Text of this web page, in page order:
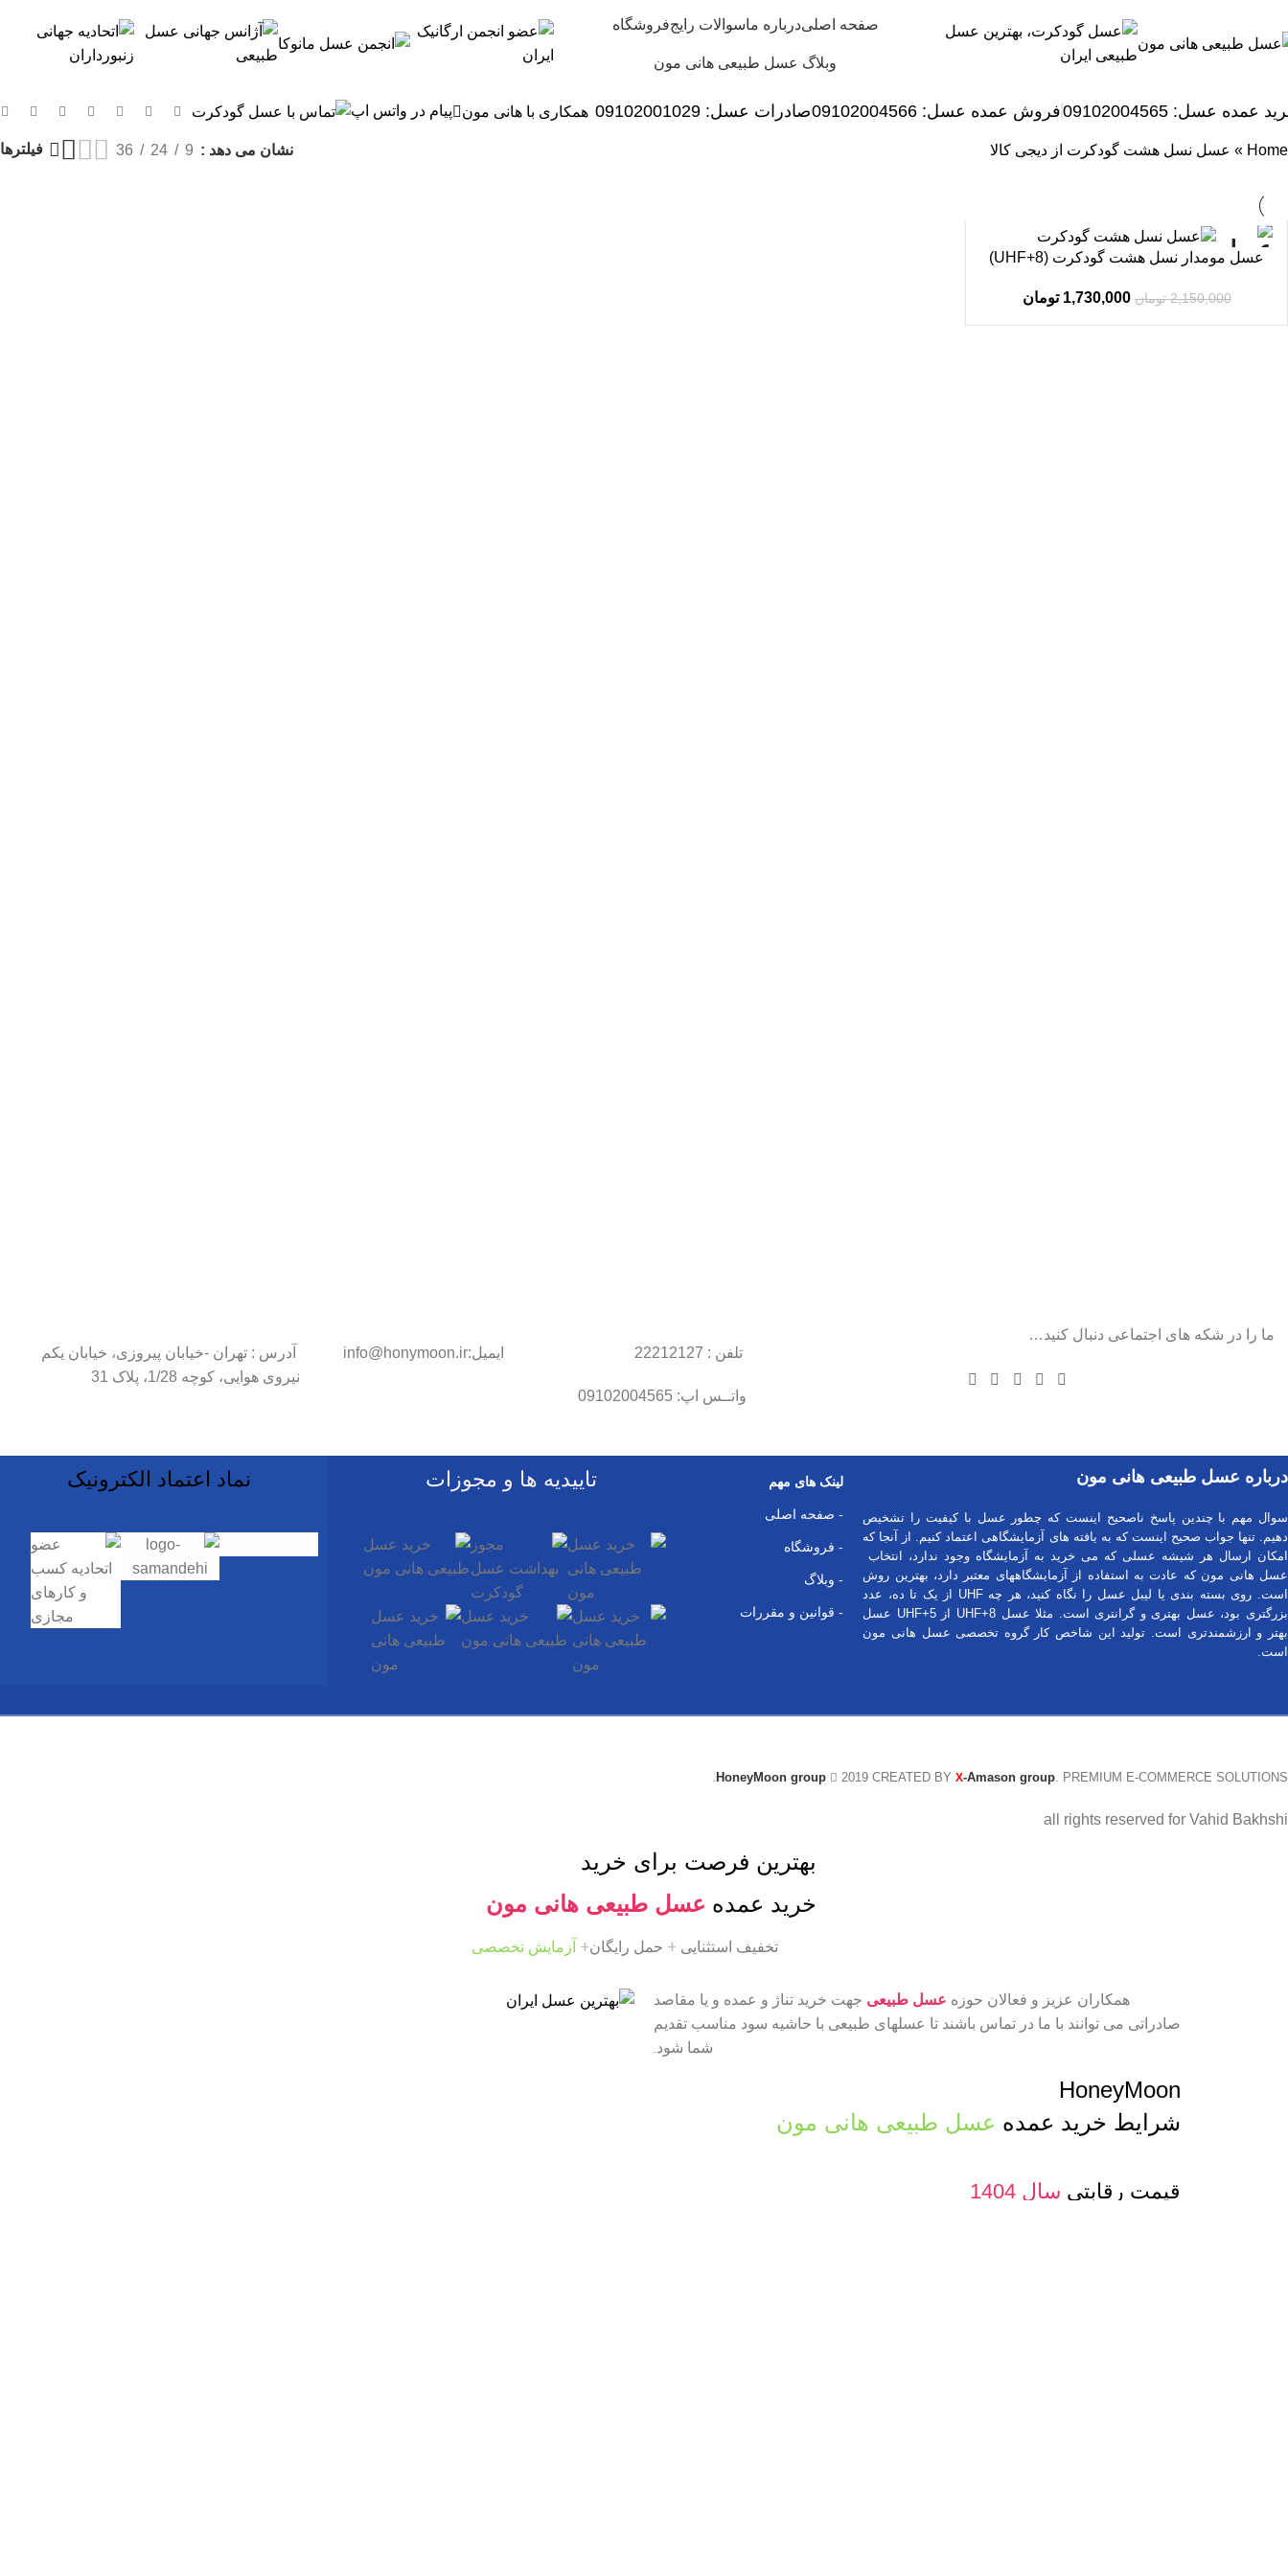
صفحه اصلیدرباره ماسوالات رایجفروشگاه
وبلاگ عسل طبیعی هانی مون
عمده عسل: 09102004565 فروش عمده عسل: 09102004566صادرات عسل: 09102001029 همکاری با هانی مون پیام در واتس اپ
Home
» عسل نسل هشت گودکرت از دیجی کالا نشان می دهد 9
24
36 فیلترها
حراجعسل مومدار نسل هشت گودکرت (UHF+8)
2,150,000 تومان 1,730,000 تومان
ما را در شکه های اجتماعی دنبال کنید…
تلفن : 22212127
واتــس اپ: 09102004565
ایمیل:info@honymoon.ir
آدرس : تهران -خیابان پیروزی، خیابان یکم
نیروی هوایی، کوچه 1/28، پلاک 31
درباره عسل طبیعی هانی مون
سوال مهم با چندین پاسخ ناصحیح اینست که چطور عسل با کیفیت را تشخیص
دهیم. تنها جواب صحیح اینست که به یافته های آزمایشگاهی اعتماد کنیم. از آنجا که
امکان ارسال هر شیشه عسلی که می خرید به آزمایشگاه وجود ندارد، انتخاب
عسل هانی مون که عادت به استفاده از آزمایشگاههای معتبر دارد، بهترین روش
است. روی بسته بندی یا لیبل عسل را نگاه کنید، هر چه UHF از یک تا ده، عدد
بزرگتری بود، عسل بهتری و گرانتری است. مثلا عسل UHF+8 از UHF+5 عسل
بهتر و ارزشمندتری است. تولید این شاخص کار گروه تخصصی عسل هانی مون
است.
لینک های مهم
- صفحه اصلی
- فروشگاه
- وبلاگ
- قوانین و مقررات
تاییدیه ها و مجوزات نماد اعتماد الکترونیک
HoneyMoon group 2019 CREATED BY X-Amason group. PREMIUM E-COMMERCE SOLUTIONS.
all rights reserved for Vahid Bakhshi
بهترین فرصت برای خرید
خرید عمده عسل طبیعی هانی مون
تخفیف استثنایی + حمل رایگان+ آزمایش تخصصی
همکاران عزیز و فعالان حوزه عسل طبیعی جهت خرید تناژ و عمده و یا مقاصد
صادراتی می توانند با ما در تماس باشند تا عسلهای طبیعی با حاشیه سود مناسب تقدیم
شما شود.
HoneyMoon
شرایط خرید عمده عسل طبیعی هانی مون
قیمت رقابتی سال 1404